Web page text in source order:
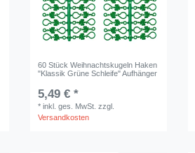
60 Stück Weihnachtskugeln Haken
"Klassik Grüne Schleife" Aufhänger
5,49 € *
*inkl. ges. MwSt. zzgl.
Versandkosten